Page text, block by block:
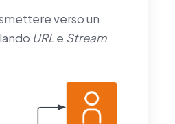
verso un
URLe Stream